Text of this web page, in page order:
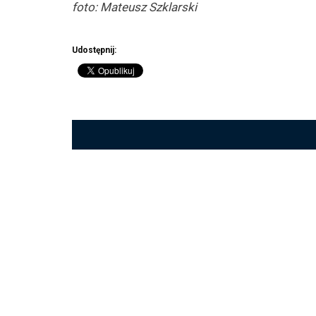
foto: Mateusz Szklarski
Udostępnij: